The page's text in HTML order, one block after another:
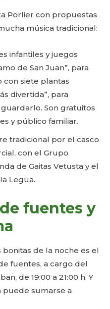
Porlier con propuestas
música tradicional:
infantiles y juegos
de San Juan”, para
siete plantas
divertida”, para
Son gratuitos
y público familiar.
tradicional por el casco
con el Grupo
de Gaitas Vetusta y el
Legua.
fuentes y
bonitas de la noche es el
fuentes, a cargo del
de 19:00 a 21:00 h. Y
puede sumarse a